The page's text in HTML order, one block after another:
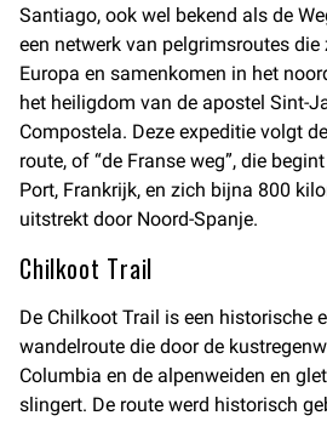
Santiago, ook wel bekend als de
een netwerk van pelgrimsroutes
Europa en samenkomen in het
het heiligdom van de apostel Sint-
Compostela. Deze expeditie volgt
route, of “de Franse weg”, die
Port, Frankrijk, en zich bijna 800
uitstrekt door Noord-Spanje.
Chilkoot Trail
De Chilkoot Trail is een historische
wandelroute die door de
Columbia en de alpenweiden en
slingert. De route werd historisch